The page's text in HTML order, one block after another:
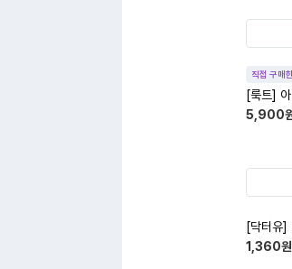
직접 구매
[룩트]
5,900
[닥터유]
1,360원